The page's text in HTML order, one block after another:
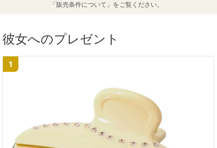
「販売条件について」をご覧ください。
彼女へのプレゼント
1